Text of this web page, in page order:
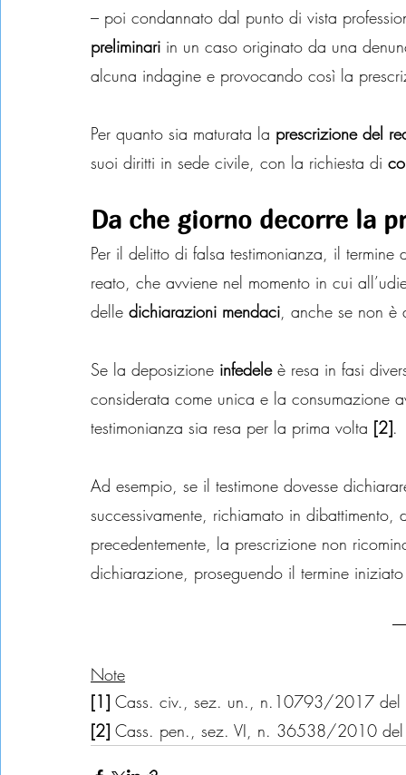
– poi condannato dal punto di vista
preliminari in un caso originato da una
alcuna indagine e provocando così la
Per quanto sia maturata la prescrizione del
suoi diritti in sede civile, con la richiesta di
Da che giorno decorre la
Per il delitto di falsa testimonianza, il
reato, che avviene nel momento in cui
delle dichiarazioni mendaci, anche se non è
Se la deposizione infedele è resa in fasi
considerata come unica e la consumazione
testimonianza sia resa per la prima volta [2].
Ad esempio, se il testimone dovesse
successivamente, richiamato in
precedentemente, la prescrizione non
dichiarazione, proseguendo il termine
Note
[1] Cass. civ., sez. un., n.10793/2017
[2] Cass. pen., sez. VI, n. 36538/2010